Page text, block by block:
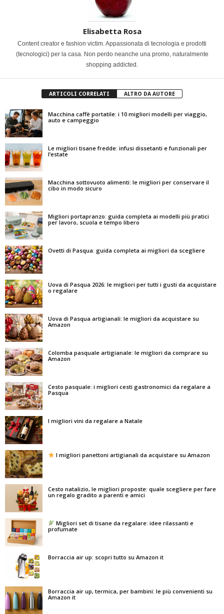
Elisabetta Rosa
Content creator e fashion victim. Appassionata di tecnologia e prodotti
(tecnologici) per la casa. Non perdo neanche una promo, naturalmente
shopping addicted.
ARTICOLI CORRELATI ALTRO DA AUTORE
Macchina caffè portatile: i 10 migliori modelli per viaggio,
auto e campeggio
Le migliori tisane fredde: infusi dissetanti e funzionali per
l’estate
Macchina sottovuoto alimenti: le migliori per conservare il
cibo in modo sicuro
Migliori portapranzo: guida completa ai modelli più pratici
per lavoro, scuola e tempo libero
Ovetti di Pasqua: guida completa ai migliori da scegliere
Uova di Pasqua 2026: le migliori per tutti i gusti da acquistare
o regalare
Uova di Pasqua artigianali: le migliori da acquistare su
Amazon
Colomba pasquale artigianale: le migliori da comprare su
Amazon
Cesto pasquale: i migliori cesti gastronomici da regalare a
Pasqua
I migliori vini da regalare a Natale
I migliori panettoni artigianali da acquistare su Amazon
Cesto natalizio, le migliori proposte: quale scegliere per fare
un regalo gradito a parenti e amici
Migliori set di tisane da regalare: idee rilassanti e
profumate
Borraccia air up: scopri tutto su Amazon it
Borraccia air up, termica, per bambini: le più convenienti su
Amazon it